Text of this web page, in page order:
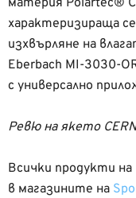
характеризираща
изхвърляне на
Eberbach MI-3030-
с универсално
Ревю на якето
Всички продукти
в магазините на